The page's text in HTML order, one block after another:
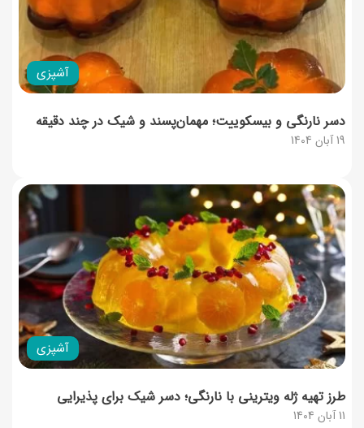
آشپزی
19 آبان 1404
دسر نارنگی و بیسکوییت؛ مهمان‌پسند و شیک در چند دقیقه
آشپزی
11 آبان 1404
طرز تهیه ژله ویترینی با نارنگی؛ دسر شیک برای پذیرایی